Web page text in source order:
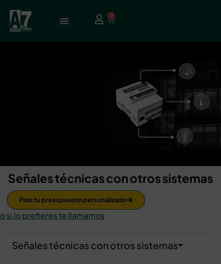
0
Señales técnicas con otros sistemas
Pide tu presupuesto personalizado
o si lo prefieres te llamamos
Señales técnicas con otros sistemas